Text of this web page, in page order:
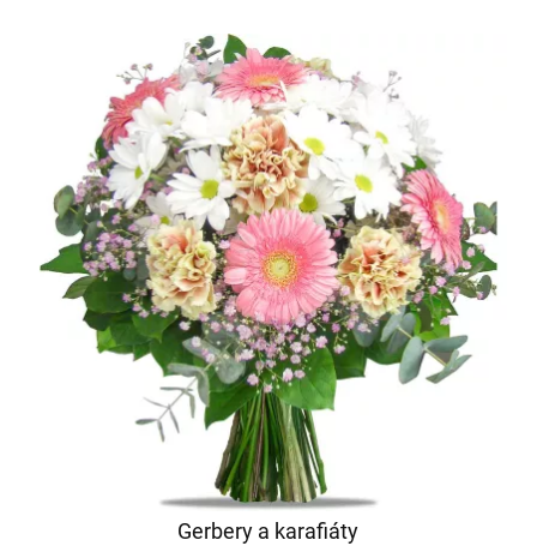
Gerbery a karafiáty